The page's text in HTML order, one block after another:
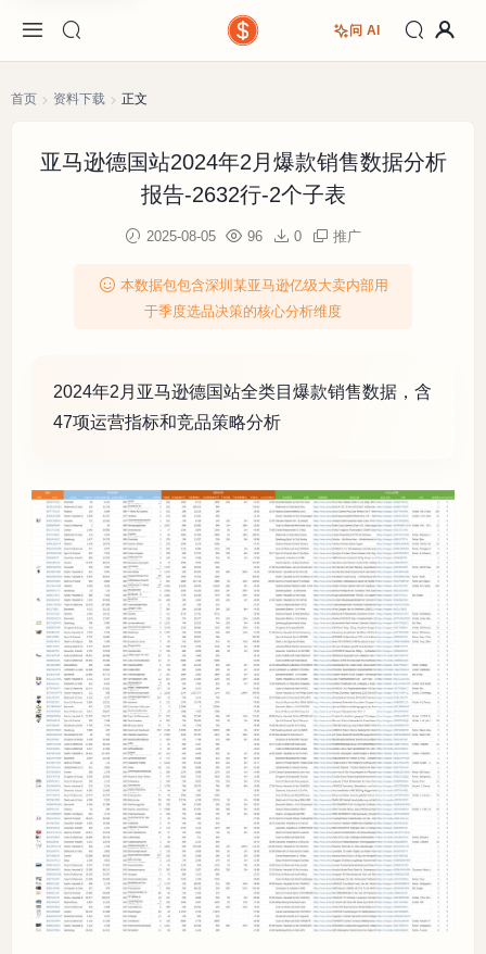
问 AI
首页 资料下载 正文
亚马逊德国站2024年2月爆款销售数据分析
报告-2632行-2个子表
2025-08-05 96 0 推广
本数据包包含深圳某亚马逊亿级大卖内部用
于季度选品决策的核心分析维度
2024年2月亚马逊德国站全类目爆款销售数据，含
47项运营指标和竞品策略分析